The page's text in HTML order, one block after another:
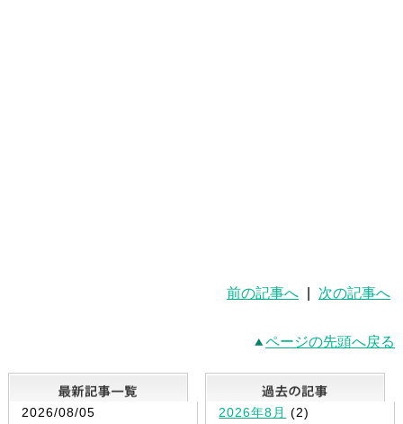
前の記事へ 次の記事へ
ページの先頭へ戻る
最新記事一覧
2026/08/05
2026年8月 (2)